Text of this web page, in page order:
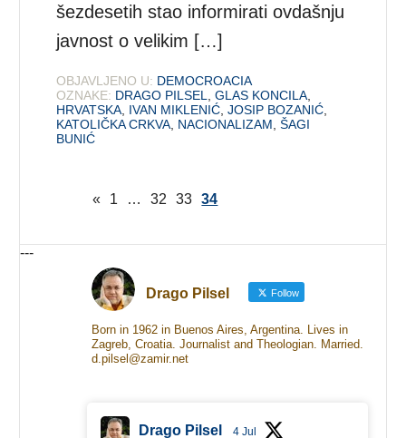
šezdesetih stao informirati ovdašnju
javnost o velikim […]
OBJAVLJENO U: DEMOCROACIA
OZNAKE: DRAGO PILSEL ,GLAS KONCILA
HRVATSKA IVAN MIKLENIĆ ,JOSIP BOZANIĆ
KATOLIČKA CRKVA NACIONALIZAM ,ŠAGI
BUNIĆ
« 1 … 32 33 34
---
Drago Pilsel Follow
Born in 1962 in Buenos Aires, Argentina. Lives in
Zagreb, Croatia. Journalist and Theologian. Married.
d.pilsel@zamir.net
Drago Pilsel 4 Jul